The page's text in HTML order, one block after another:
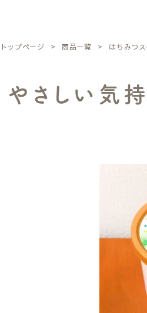
トップページ 商品一覧 はちみつ
やさしい気